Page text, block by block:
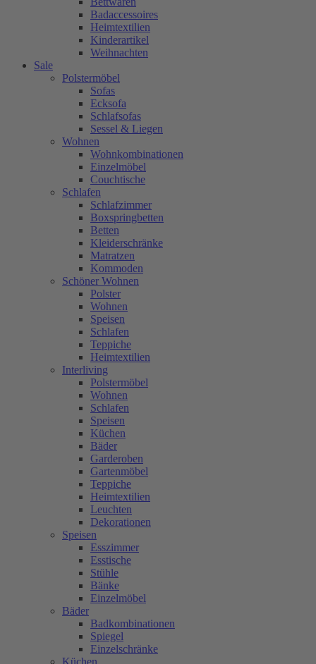
Badaccessoires
Heimtextilien
Kinderartikel
Weihnachten
Sale
Polstermöbel
Sofas
Ecksofa
Schlafsofas
Sessel & Liegen
Wohnen
Wohnkombinationen
Einzelmöbel
Couchtische
Schlafen
Schlafzimmer
Boxspringbetten
Betten
Kleiderschränke
Matratzen
Kommoden
Schöner Wohnen
Polster
Wohnen
Speisen
Schlafen
Teppiche
Heimtextilien
Interliving
Polstermöbel
Wohnen
Schlafen
Speisen
Küchen
Bäder
Garderoben
Gartenmöbel
Teppiche
Heimtextilien
Leuchten
Dekorationen
Speisen
Esszimmer
Esstische
Stühle
Bänke
Einzelmöbel
Bäder
Badkombinationen
Spiegel
Einzelschränke
Küchen